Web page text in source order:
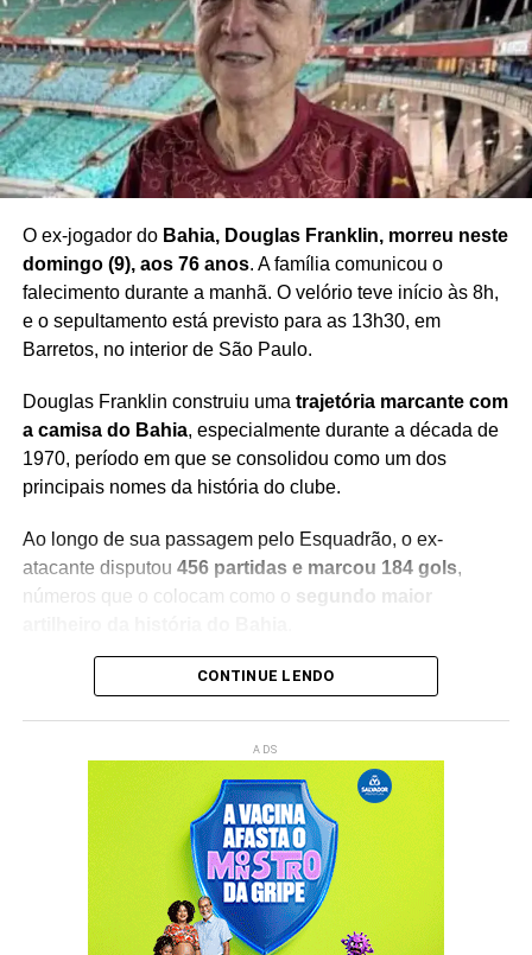
Com o título no SLS Rio Takeover,Rayssa Leal reforça
seu protagonismo no skate internacionale celebra
mais uma conquista diante da torcida brasileira.
Redação Saiba+
O ex-jogador do Bahia, Douglas Franklin, morreu neste
domingo (9), aos 76 anos. A família comunicou o
falecimento durante a manhã. O velório teve início às 8h,
e o sepultamento está previsto para as 13h30, em
Barretos, no interior de São Paulo.
Douglas Franklin construiu uma trajetória marcante com
a camisa do Bahia, especialmente durante a década de
1970, período em que se consolidou como um dos
principais nomes da história do clube.
Ao longo de sua passagem pelo Esquadrão, o ex-
atacante disputou 456 partidas e marcou 184 gols,
números que o colocam como o segundo maior
O desempenho de Douglas ajudou a construir uma das
histórica de conquistas estaduais, deixando seu nome
marcado entre os grandes goleadores do clube.
A marca de 184 gols representa a importância de
Douglas Franklin para a história do Bahia. O ex-atacante
se destacou pela capacidade de balançar as redes e
tornou-se uma referência ofensiva durante um período de
CONTINUE LENDO
ADS